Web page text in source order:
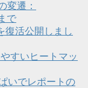
変遷：
で
復活公開しまし
すいヒートマッ
いでレポートの